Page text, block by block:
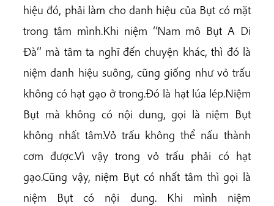
hiệu đó, phải làm cho danh hiệu của Bụt có mặt
trong tâm mình.Khi niệm ‘‘Nam mô Bụt A Di
Đà’’ mà tâm ta nghĩ đến chuyện khác, thì đó là
niệm danh hiệu suông, cũng giống như vỏ trấu
không có hạt gạo ở trong.Đó là hạt lúa lép.Niệm
Bụt mà không có nội dung, gọi là niệm Bụt
không nhất tâm.Vỏ trấu không thể nấu thành
cơm được.Vì vậy trong vỏ trấu phải có hạt
gạo.Cũng vậy, niệm Bụt có nhất tâm thì gọi là
niệm Bụt có nội dung. Khi mình niệm